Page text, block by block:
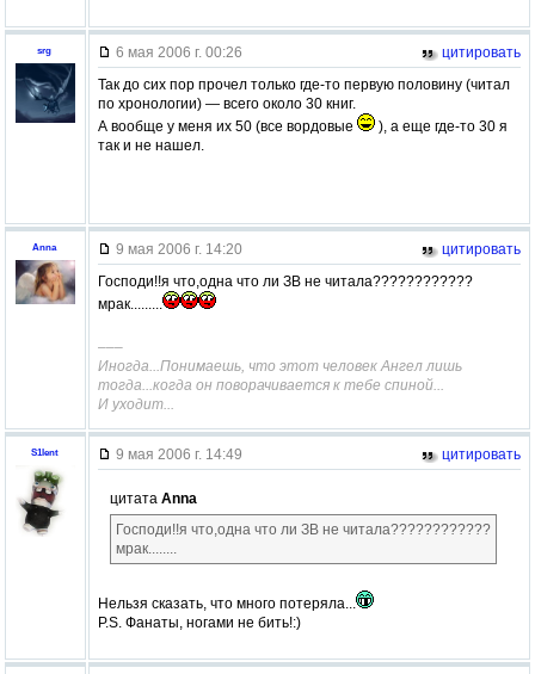
srg 6 мая 2006 г. 00:26
цитировать
Так до сих пор прочел только где-то первую половину (читал
по хронологии) — всего около 30 книг.
А вообще у меня их 50 (все вордовые
), а еще где-то 30 я
так и не нашел.
Anna 9 мая 2006 г. 14:20
цитировать
Господи!!я что,одна что ли ЗВ не читала????????????
мрак.........
–––
Иногда...Понимаешь, что этот человек Ангел лишь
тогда...когда он поворачивается к тебе спиной...
И уходит...
S1lent 9 мая 2006 г. 14:49 цитировать
цитата Anna
Господи!!я что,одна что ли ЗВ не читала????????????
мрак........
Нельзя сказать, что много потеряла...
P.S. Фанаты, ногами не бить!:)